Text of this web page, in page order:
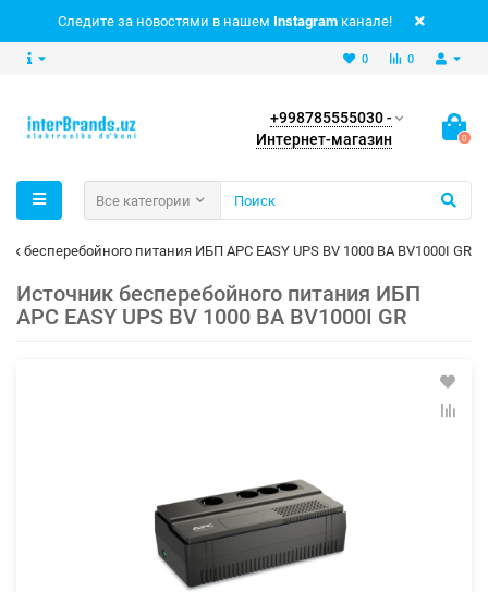
Следите за новостями в нашем Instagram канале!
0
0
+998785555030 -
Интернет-магазин
0
Все категории
бесперебойного питания ИБП APC EASY UPS BV 1000 ВА BV1000I GR
Источник бесперебойного питания ИБП
APC EASY UPS BV 1000 ВА BV1000I GR